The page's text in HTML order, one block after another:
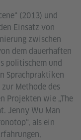
(2013) und
Einsatz von
zwischen
dem dauerhaften
politischem und
Sprachpraktiken
Methode des
Projekten wie „The
Jenny Wu Man
als ein